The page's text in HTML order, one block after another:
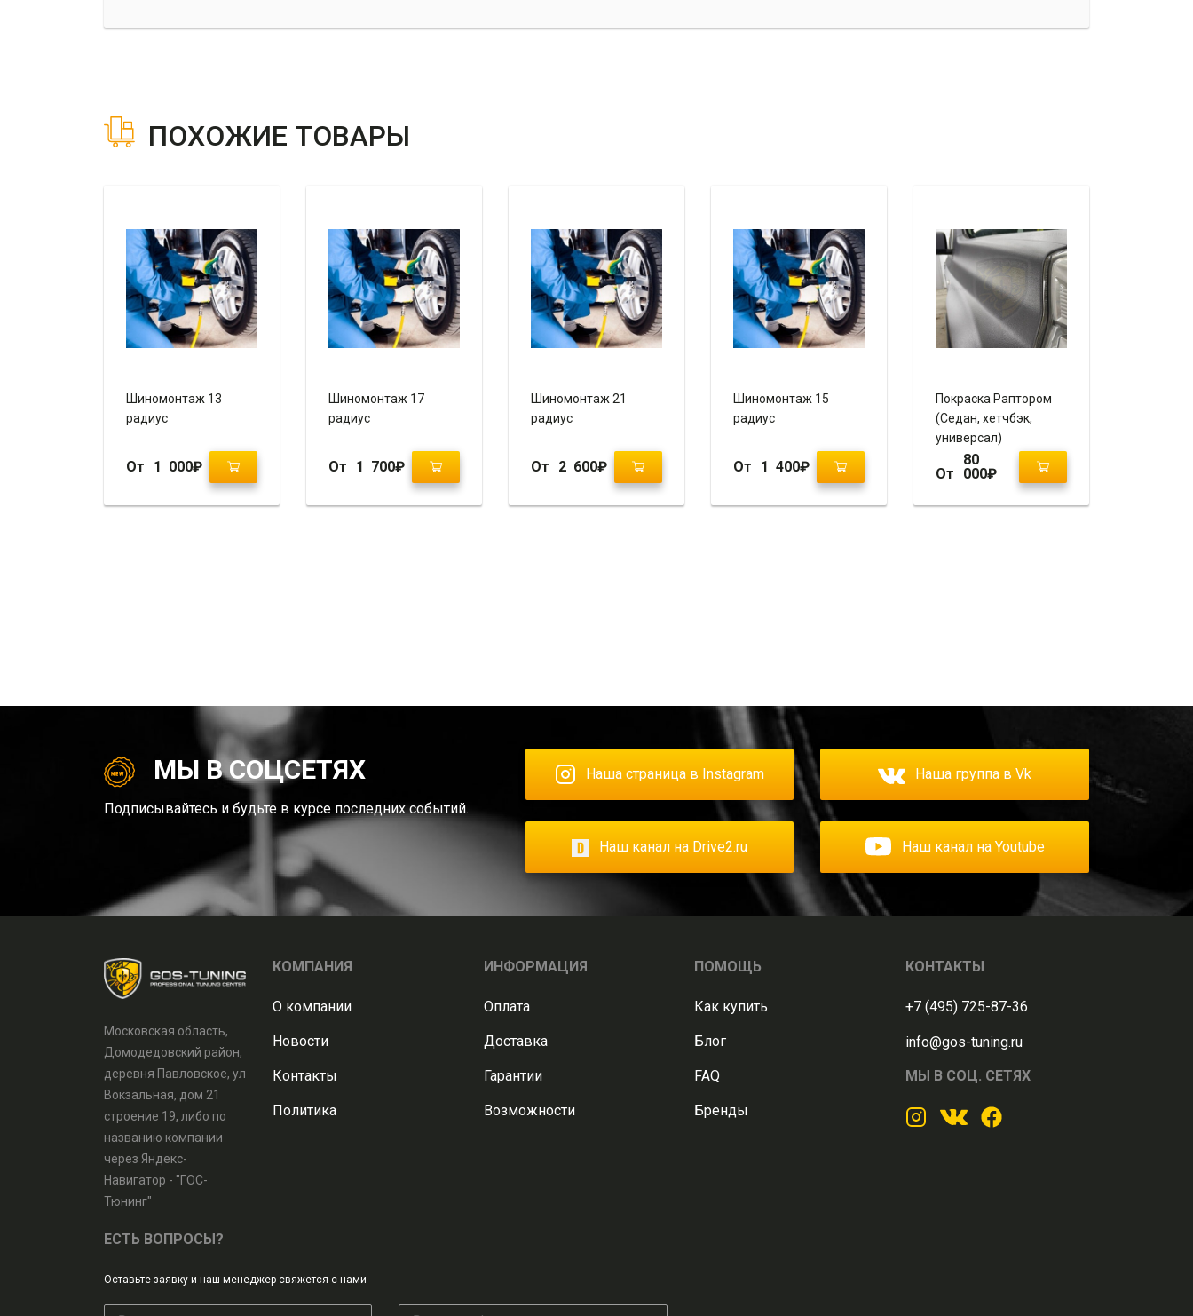
ПОХОЖИЕ ТОВАРЫ
Шиномонтаж 13
радиус
От 1 000₽
Шиномонтаж 17
радиус
От 1 700₽
Шиномонтаж 21
радиус
От 2 600₽
Шиномонтаж 15
радиус
От 1 400₽
Покраска Раптором
(Седан, хетчбэк,
универсал)
От
80
000₽
МЫ В СОЦСЕТЯХ
Подписывайтесь и будьте в курсе последних событий.
Наша страница в Instagram Наша группа в Vk
Наш канал на Drive2.ru Наш канал на Youtube
Московская область,
Домодедовский район,
деревня Павловское, ул
Вокзальная, дом 21
строение 19, либо по
названию компании
через Яндекс-
Навигатор - "ГОС-
Тюнинг"
КОМПАНИЯ
О компании
Новости
Контакты
Политика
ИНФОРМАЦИЯ
Оплата
Доставка
Гарантии
Возможности
ПОМОЩЬ
Как купить
Блог
FAQ
Бренды
КОНТАКТЫ
+7 (495) 725-87-36
info@gos-tuning.ru
МЫ В СОЦ. СЕТЯХ
ЕСТЬ ВОПРОСЫ?
Оставьте заявку и наш менеджер свяжется с нами